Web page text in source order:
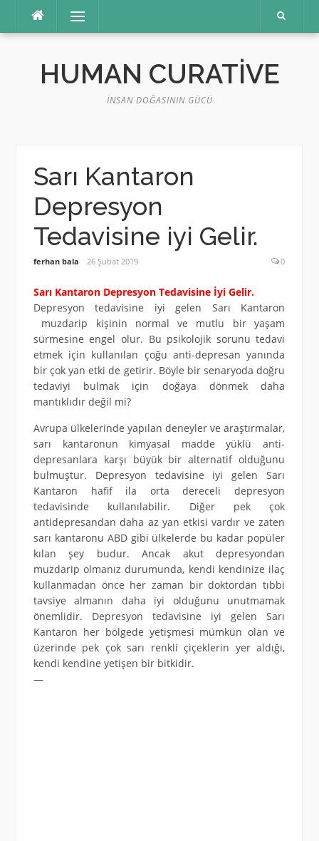
Menü
HUMAN CURATIVE
İNSAN DOĞASININ GÜCÜ
Sarı Kantaron
Depresyon
Tedavisine iyi Gelir.
ferhan bala 26 Şubat 2019 0
Sarı Kantaron Depresyon Tedavisine İyi Gelir.
Depresyon tedavisine iyi gelen Sarı Kantaron
muzdarip kişinin normal ve mutlu bir yaşam
sürmesine engel olur. Bu psikolojik sorunu tedavi
etmek için kullanılan çoğu anti-depresan yanında
bir çok yan etki de getirir. Böyle bir senaryoda doğru
tedaviyi bulmak için doğaya dönmek daha
mantıklıdır değil mi?
Avrupa ülkelerinde yapılan deneyler ve araştırmalar,
sarı kantaronun kimyasal madde yüklü anti-
depresanlara karşı büyük bir alternatif olduğunu
bulmuştur. Depresyon tedavisine iyi gelen Sarı
Kantaron hafif ila orta dereceli depresyon
tedavisinde kullanılabilir. Diğer pek çok
antidepresandan daha az yan etkisi vardır ve zaten
sarı kantaronu ABD gibi ülkelerde bu kadar popüler
kılan şey budur. Ancak akut depresyondan
muzdarip olmanız durumunda, kendi kendinize ilaç
kullanmadan önce her zaman bir doktordan tıbbi
tavsiye almanın daha iyi olduğunu unutmamak
önemlidir. Depresyon tedavisine iyi gelen Sarı
Kantaron her bölgede yetişmesi mümkün olan ve
üzerinde pek çok sarı renkli çiçeklerin yer aldığı,
kendi kendine yetişen bir bitkidir.
—